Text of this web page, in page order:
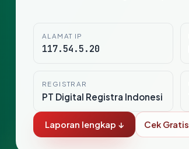
ALAMAT IP
117.54.5.20
REGISTRAR
PT Digital Registra Indonesi
Laporan lengkap ↓ Cek Gratis